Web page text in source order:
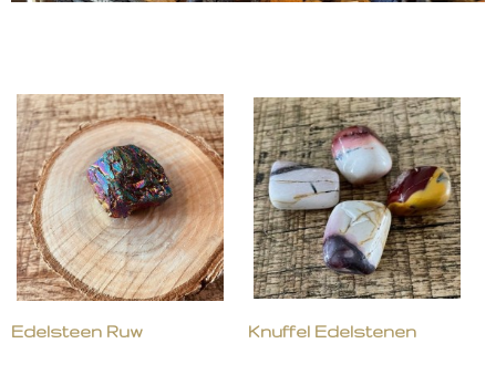
Edelsteen Ruw Knuffel Edelstenen